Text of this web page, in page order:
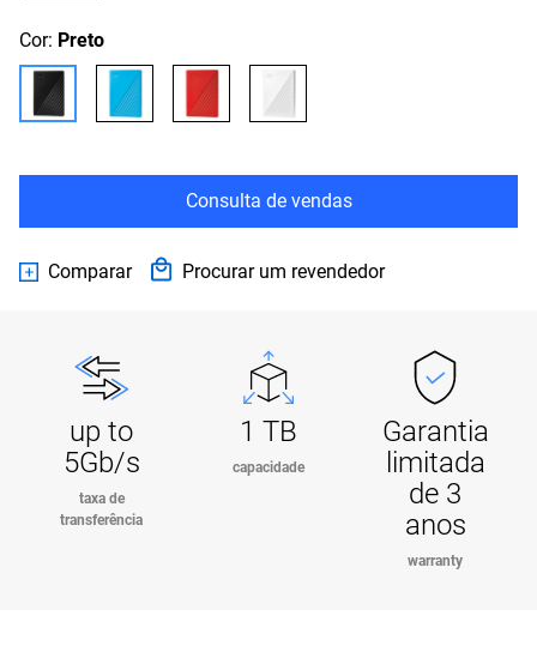
Cor: Preto
Consulta de vendas
Comparar Procurar um revendedor
up to
5Gb/s
taxa de
transferência
1 TB
capacidade
Garantia
limitada
de 3
anos
warranty